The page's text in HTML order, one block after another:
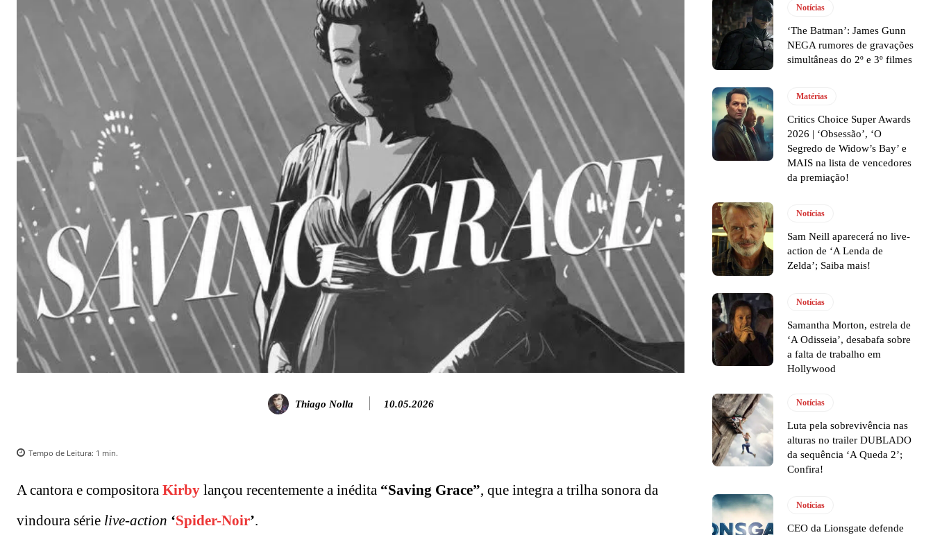
Thiago Nolla 10.05.2026
Tempo de Leitura: 1 min.
A cantora e compositora Kirby lançou recentemente a inédita “Saving Grace”, que integra a trilha sonora da
vindoura série live-action ‘Spider-Noir’.
Notícias
‘The Batman’: James Gunn
NEGA rumores de gravações
simultâneas do 2º e 3º filmes
Matérias
Critics Choice Super Awards
2026 | ‘Obsessão’, ‘O
Segredo de Widow’s Bay’ e
MAIS na lista de vencedores
da premiação!
Notícias
Sam Neill aparecerá no live-
action de ‘A Lenda de
Zelda’; Saiba mais!
Notícias
Samantha Morton, estrela de
‘A Odisseia’, desabafa sobre
a falta de trabalho em
Hollywood
Notícias
Luta pela sobrevivência nas
alturas no trailer DUBLADO
da sequência ‘A Queda 2’;
Confira!
Notícias
CEO da Lionsgate defende